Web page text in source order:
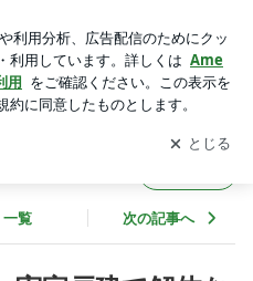
ョップフレンドのブログ
の更新通知
を受け取りまし
開く
一覧 次の記事へ